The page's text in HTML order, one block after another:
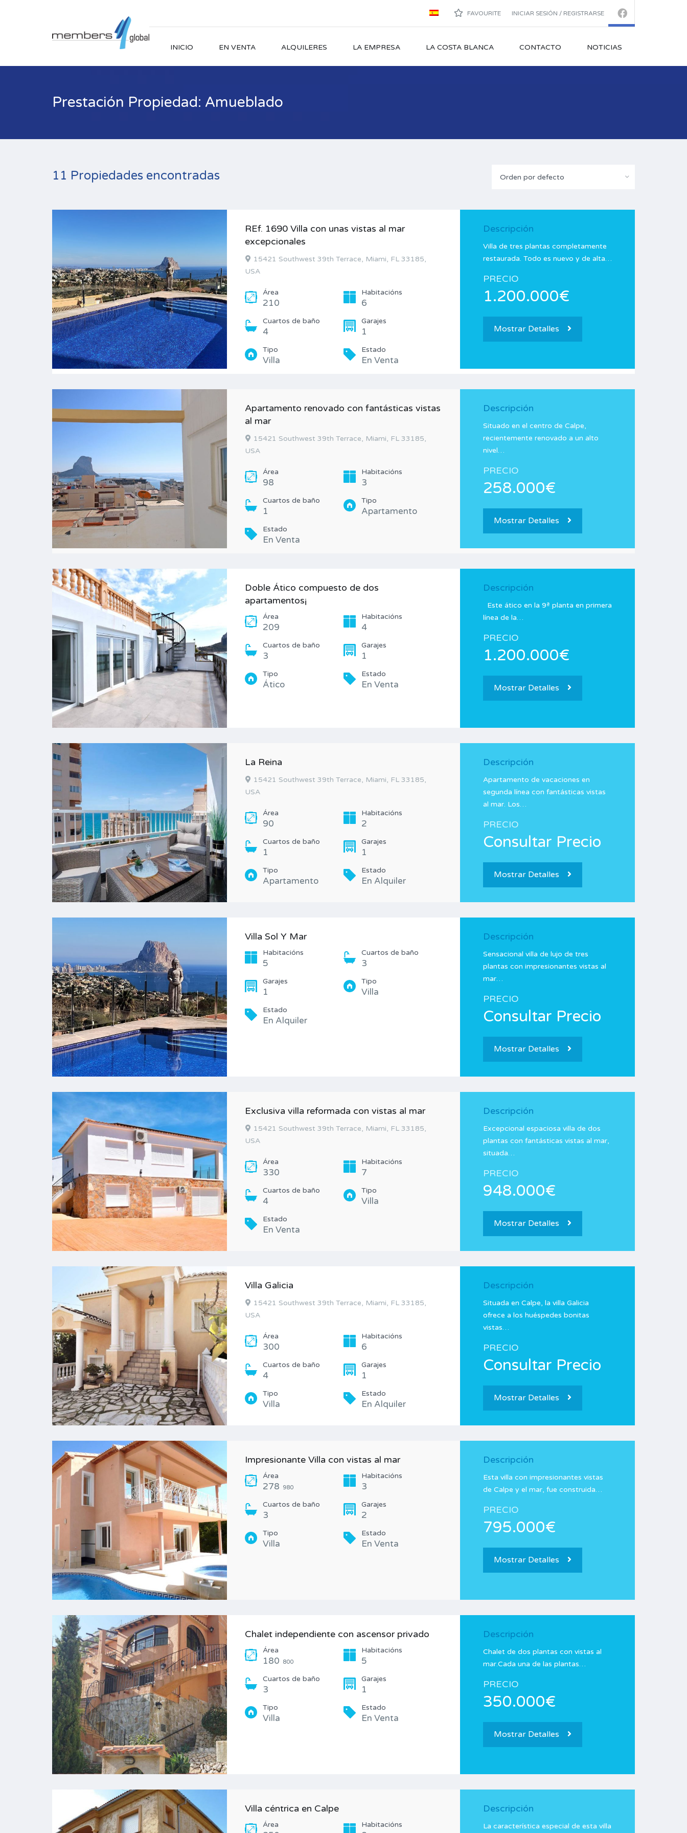
FAVOURITE INICIAR SESIÓN / REGISTRARSE
INICIO EN VENTA ALQUILERES LA EMPRESA LA COSTA BLANCA CONTACTO NOTICIAS
Prestación Propiedad: Amueblado
11 Propiedades encontradas Orden por defecto
REf. 1690 Villa con unas vistas al mar
excepcionales
15421 Southwest 39th Terrace, Miami, FL 33185,
USA
Área
210
Habitacións
6
Cuartos de baño
4
Garajes
1
Tipo
Villa
Estado
En Venta
Descripción
Villa de tres plantas completamente
restaurada. Todo es nuevo y de alta…
PRECIO
1.200.000€
Mostrar Detalles
Apartamento renovado con fantásticas vistas
al mar
15421 Southwest 39th Terrace, Miami, FL 33185,
USA
Área
98
Habitacións
3
Cuartos de baño
1
Tipo
Apartamento
Estado
En Venta
Descripción
Situado en el centro de Calpe,
recientemente renovado a un alto
nivel…
PRECIO
258.000€
Mostrar Detalles
Doble Ático compuesto de dos
apartamentos¡
Área
209
Habitacións
4
Cuartos de baño
3
Garajes
1
Tipo
Ático
Estado
En Venta
Descripción
Este ático en la 9ª planta en primera
línea de la…
PRECIO
1.200.000€
Mostrar Detalles
La Reina
15421 Southwest 39th Terrace, Miami, FL 33185,
USA
Área
90
Habitacións
2
Cuartos de baño
1
Garajes
1
Tipo
Apartamento
Estado
En Alquiler
Descripción
Apartamento de vacaciones en
segunda línea con fantásticas vistas
al mar. Los…
PRECIO
Consultar Precio
Mostrar Detalles
Villa Sol Y Mar
Habitacións
5
Cuartos de baño
3
Garajes
1
Tipo
Villa
Estado
En Alquiler
Descripción
Sensacional villa de lujo de tres
plantas con impresionantes vistas al
mar…
PRECIO
Consultar Precio
Mostrar Detalles
Exclusiva villa reformada con vistas al mar
15421 Southwest 39th Terrace, Miami, FL 33185,
USA
Área
330
Habitacións
7
Cuartos de baño
4
Tipo
Villa
Estado
En Venta
Descripción
Excepcional espaciosa villa de dos
plantas con fantásticas vistas al mar,
situada…
PRECIO
948.000€
Mostrar Detalles
Villa Galicia
15421 Southwest 39th Terrace, Miami, FL 33185,
USA
Área
300
Habitacións
6
Cuartos de baño
4
Garajes
1
Tipo
Villa
Estado
En Alquiler
Descripción
Situada en Calpe, la villa Galicia
ofrece a los huéspedes bonitas
vistas…
PRECIO
Consultar Precio
Mostrar Detalles
Impresionante Villa con vistas al mar
Área
278 980
Habitacións
3
Cuartos de baño
3
Garajes
2
Tipo
Villa
Estado
En Venta
Descripción
Esta villa con impresionantes vistas
de Calpe y el mar, fue construida…
PRECIO
795.000€
Mostrar Detalles
Chalet independiente con ascensor privado
Área
180 800
Habitacións
5
Cuartos de baño
3
Garajes
1
Tipo
Villa
Estado
En Venta
Descripción
Chalet de dos plantas con vistas al
mar.Cada una de las plantas…
PRECIO
350.000€
Mostrar Detalles
Villa céntrica en Calpe
Área Habitacións
Descripción
La característica especial de esta villa